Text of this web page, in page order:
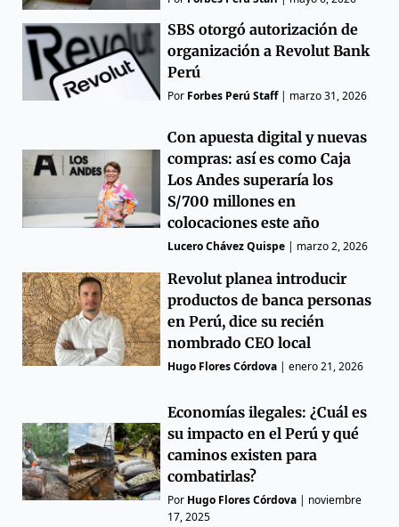
SBS otorgó autorización de
organización a Revolut Bank
Perú
Por Forbes Perú Staff| marzo 31, 2026
Con apuesta digital y nuevas
compras: así es como Caja
Los Andes superaría los
S/700 millones en
colocaciones este año
Lucero Chávez Quispe | marzo 2, 2026
Revolut planea introducir
productos de banca personas
en Perú, dice su recién
nombrado CEO local
Hugo Flores Córdova |enero 21, 2026
Economías ilegales: ¿Cuál es
su impacto en el Perú y qué
caminos existen para
combatirlas?
Por Hugo Flores Córdova | noviembre
17, 2025